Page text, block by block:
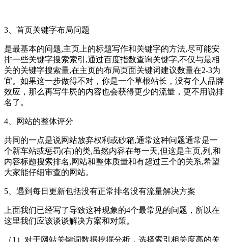
3、首页关键字布局问题
是最基本的问题,主页上的标题写作和关键字的方法,尽可能安
排一些关键字搜索索引,通过百度指数查询关键字,不仅与最相
关的关键字搜索量,在主页的布局页面关键词建议数量在2-3为
宜。如果这一步做得不对，你是一个草根站长，没有个人品牌
效应，那么再写牛屄的内容也会获得更少的流量，更不用说排
名了。
4、网站的整体评分
共同的一点是说网站放弃权利或砂箱,通常这种问题通常是一
个新车站或惩罚(右)的类,虽然内容在每一天,但这是主页,列,和
内容标题搜索排名,网站和整体质量和有超过三个的关系,希望
大家能仔细审查的网站。
5、遇到每日更新包括没有正常排名没有流量解决方案
上面我们已经写了导致这种现象的4个最常见的问题，所以在
这里我们应该谈谈解决方案和对策。
（1）对于网站关键词数据挖掘分析，选择索引相关度高的关